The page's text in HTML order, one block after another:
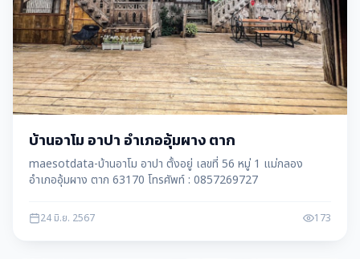
บ้านอาโม อาปา อำเภออุ้มผาง ตาก
maesotdata-บ้านอาโม อาปา ตั้งอยู่ เลขที่ 56 หมู่ 1 แม่กลอง
อำเภออุ้มผาง ตาก 63170 โทรศัพท์ : 0857269727
24 มิ.ย. 2567 173